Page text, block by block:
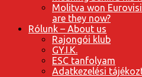
Molitva won
are they now?
Rólunk – About us
Rajongói klub
GY.I.K.
ESC tanfolyam
Adatkezelési